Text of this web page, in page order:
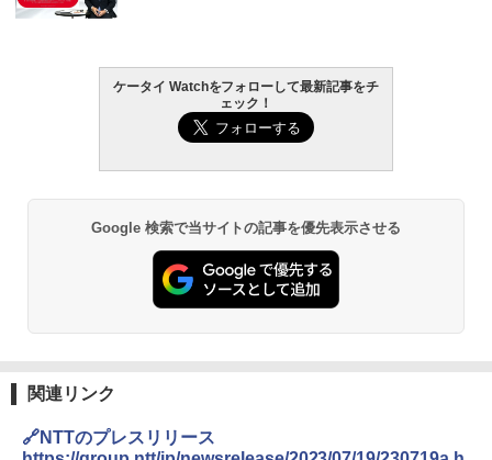
ケータイ Watchをフォローして最新記事をチ
ェック！
Google 検索で当サイトの記事を優先表示させる
関連リンク
🔗NTTのプレスリリース